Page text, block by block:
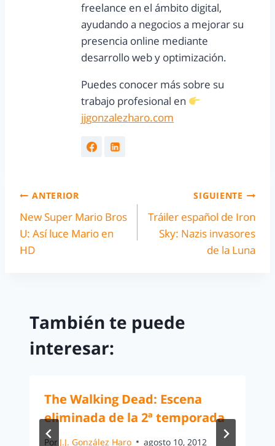
freelance en el ámbito digital,
ayudando a negocios a mejorar su
presencia online mediante
desarrollo web y optimización.
Puedes conocer más sobre su
trabajo profesional en
jjgonzalezharo.com
ANTERIOR
New Super Mario Bros
U: Así luce Mario en
HD
SIGUIENTE
Tráiler español de Iron
Sky: Nazis invasores
de la Luna
También te puede
interesar:
The Walking Dead: Escena
eliminada de la 2ª temporada
Por J.J. González Haro agosto 10, 2012